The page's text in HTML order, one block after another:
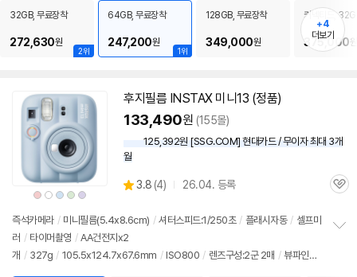
크기: 104.8x49.6x27.6mm / 출시가: 168,000원
치
기
2위
32GB, 무료장착
272,630원
1위
64GB, 무료장착
247,200원
128GB, 무료장착
349,000원
커넥티드,
375,000원
+4
더보기
상
품
색
상
상
품
색
상
상
품
상
상
품
색
상
상
품
색
상
후지필름 INSTAX 미니13 (정품)
133,490원 (155몰)
125,392원 [SSG.COM] 현대카드 / 무이자 최대 3개
월
별
3.8 (상
리
4) 26.04. 등록
관
즉석카메라 / 미니필름(5.4x8.6cm) / 셔터스피드:1/250초 / 플래시자동 / 셀프미
러 / 타이머촬영 / AA건전지x2
개 / 327g / 105.5x124.7x67.6mm / ISO800 / 렌즈구성:2군 2매 / 뷰파인더